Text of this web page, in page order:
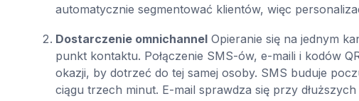
automatycznie segmentować klientów, więc
Dostarczenie omnichannelOpieranie się na jednym
punkt kontaktu. Połączenie SMS-ów, e-maili i kodów
okazji, by dotrzeć do tej samej osoby. SMS buduje
ciągu trzech minut. E-mail sprawdza się przy